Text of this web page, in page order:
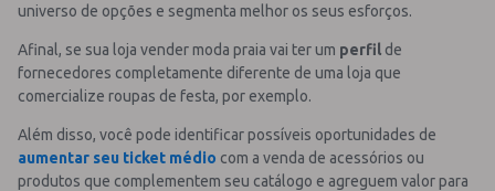
universo de opções e segmenta melhor os seus esforços.
Afinal, se sua loja vender moda praia vai ter um perfil de
fornecedores completamente diferente de uma loja que
comercialize roupas de festa, por exemplo.
Além disso, você pode identificar possíveis oportunidades de
aumentar seu ticket médio com a venda de acessórios ou
produtos que complementem seu catálogo e agreguem valor para